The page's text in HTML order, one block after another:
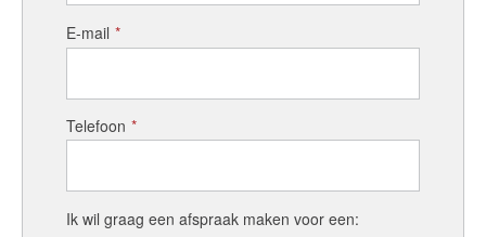
E-mail *
Telefoon *
Ik wil graag een afspraak maken voor een: